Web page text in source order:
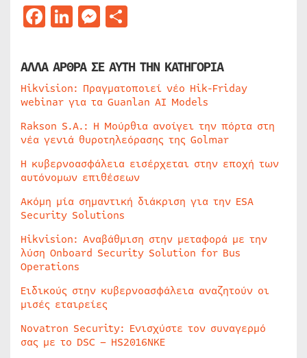
Facebook
LinkedIn
Messenger
ΑΛΛΑ ΑΡΘΡΑ ΣΕ ΑΥΤΗ ΤΗΝ ΚΑΤΗΓΟΡΙΑ
Hikvision: Πραγματοποιεί νέο Hik-Friday
webinar για τα Guanlan AI Models
Rakson S.A.: Η Μούρθια ανοίγει την πόρτα στη
νέα γενιά θυροτηλεόρασης της Golmar
Η κυβερνοασφάλεια εισέρχεται στην εποχή των
αυτόνομων επιθέσεων
Ακόμη μία σημαντική διάκριση για την ESA
Security Solutions
Hikvision: Αναβάθμιση στην μεταφορά με την
λύση Onboard Security Solution for Bus
Operations
Ειδικούς στην κυβερνοασφάλεια αναζητούν οι
μισές εταιρείες
Novatron Security: Ενισχύστε τον συναγερμό
σας με το DSC – HS2016NKE